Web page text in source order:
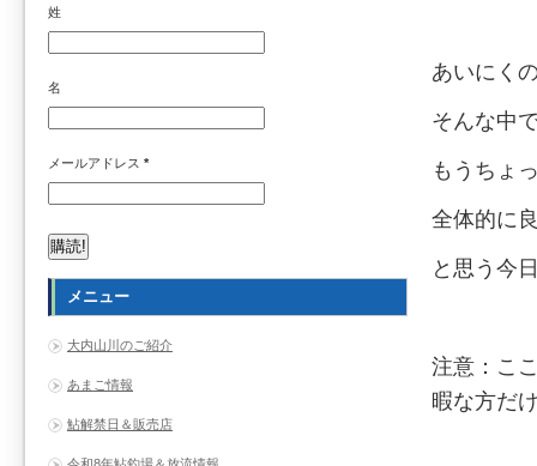
あいにく
そんな中
もうちょ
全体的に
と思う今
注意：こ
暇な方だ
姓
名
メールアドレス *
メニュー
大内山川のご紹介
あまご情報
鮎解禁日＆販売店